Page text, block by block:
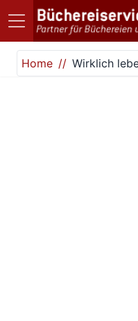
Direkt zum Inhalt
Home
Wirklich